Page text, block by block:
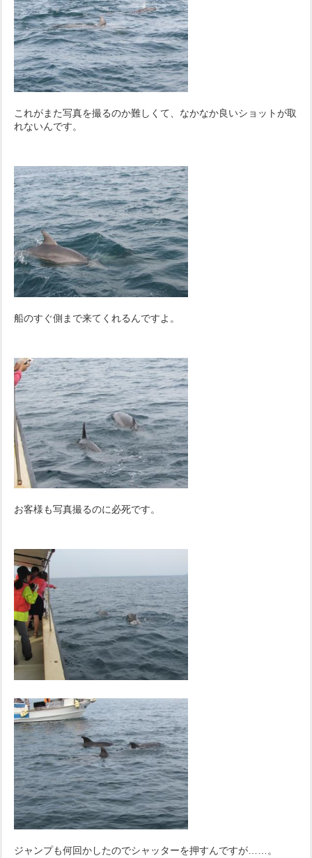
これがまた写真を撮るのか難しくて、なかなか良いショットが取
れないんです。
船のすぐ側まで来てくれるんですよ。
お客様も写真撮るのに必死です。
ジャンプも何回かしたのでシャッターを押すんですが……。